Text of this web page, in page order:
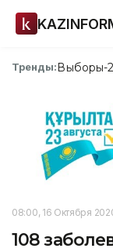
Тренды:Выборы-
08:00, 16 Октября
108